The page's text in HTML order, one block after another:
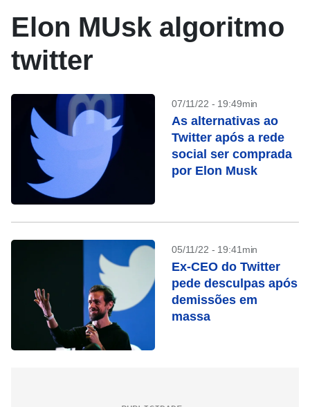
Elon MUsk algoritmo
twitter
07/11/22 - 19:49min
As alternativas ao
Twitter após a rede
social ser comprada
por Elon Musk
05/11/22 - 19:41min
Ex-CEO do Twitter
pede desculpas após
demissões em
massa